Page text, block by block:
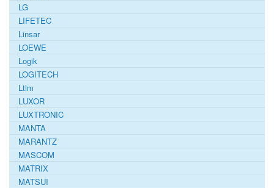
LG
LIFETEC
Linsar
LOEWE
Logik
LOGITECH
Ltlm
LUXOR
LUXTRONIC
MANTA
MARANTZ
MASCOM
MATRIX
MATSUI